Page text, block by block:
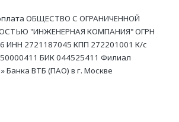
ОБЩЕСТВО С ОГРАНИЧЕННОЙ
"ИНЖЕНЕРНАЯ КОМПАНИЯ" ОГРН
ИНН 2721187045 КПП 272201001 К/с
БИК 044525411 Филиал
Банка ВТБ (ПАО) в г. Москве